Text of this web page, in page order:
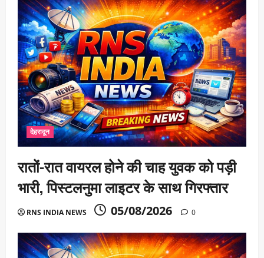
देहरादून
रातों-रात वायरल होने की चाह युवक को पड़ी
भारी, पिस्टलनुमा लाइटर के साथ गिरफ्तार
RNS INDIA NEWS 05/08/2026 0